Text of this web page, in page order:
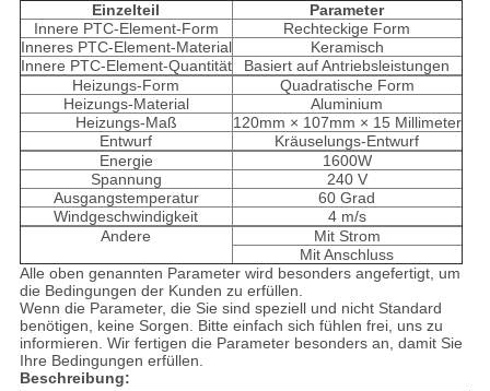
Einzelteil
Parameter
Innere PTC-Element-Form
Rechteckige Form
Inneres PTC-Element-Material
Keramisch
Innere PTC-Element-Quantität
Basiert auf Antriebsleistungen
Heizungs-Form
Quadratische Form
Heizungs-Material
Aluminium
Heizungs-Maß
120mm × 107mm × 15 Millimeter
Entwurf
Kräuselungs-Entwurf
Energie
1600W
Spannung
240 V
Ausgangstemperatur
60 Grad
Windgeschwindigkeit
4 m/s
Andere
Mit Strom
Mit Anschluss
Alle oben genannten Parameter wird besonders angefertigt, um
die Bedingungen der Kunden zu erfüllen.
Wenn die Parameter, die Sie sind speziell und nicht Standard
benötigen, keine Sorgen. Bitte einfach sich fühlen frei, uns zu
informieren. Wir fertigen die Parameter besonders an, damit Sie
Ihre Bedingungen erfüllen.
Beschreibung: